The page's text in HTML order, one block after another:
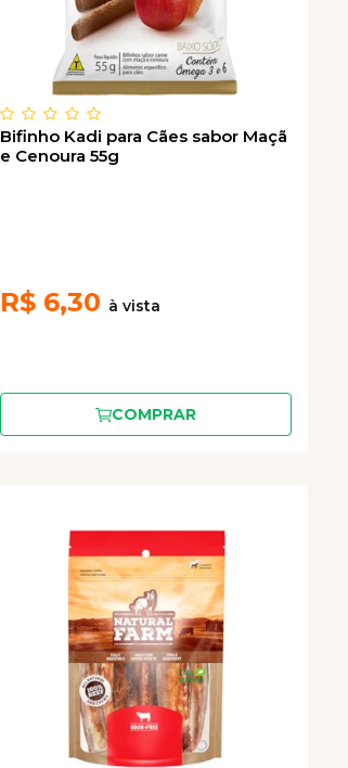
Bifinho Kadi para Cães sabor Maçã
e Cenoura 55g
R$ 6,30
COMPRAR